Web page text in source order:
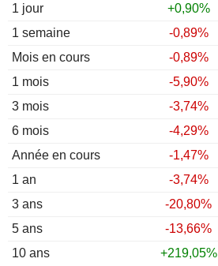
1 jour
+0,90%
1 semaine
-0,89%
Mois en cours
-0,89%
1 mois
-5,90%
3 mois
-3,74%
6 mois
-4,29%
Année en cours
-1,47%
1 an
-3,74%
3 ans
-20,80%
5 ans
-13,66%
10 ans
+219,05%